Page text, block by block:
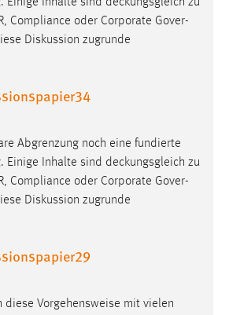
Compliance oder Corporate Gover-
Diskussion zugrunde
Abgrenzung noch eine fundierte
Einige Inhalte sind deckungsgleich zu
Compliance oder Corporate Gover-
Diskussion zugrunde
diese Vorgehensweise mit vielen